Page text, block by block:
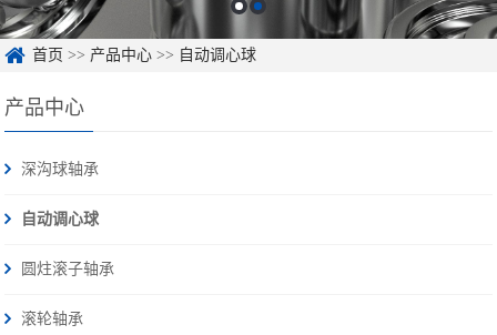
首页 >> 产品中心 >> 自动调心球
产品中心
深沟球轴承
自动调心球
圆炷滚子轴承
滚轮轴承